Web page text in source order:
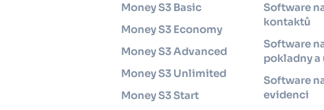
Money S3 Basic
Money S3 Economy
Money S3 Advanced
Money S3 Unlimited
Money S3 Start
Software
kontaktů
Software
pokladny a
Software
evidenci